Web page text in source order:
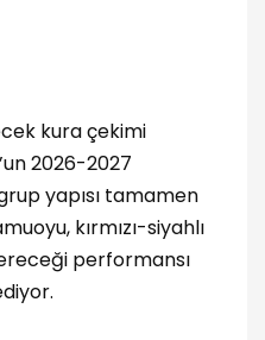
kura çekimi
2026-2027
yapısı tamamen
kırmızı-siyahlı
performansı